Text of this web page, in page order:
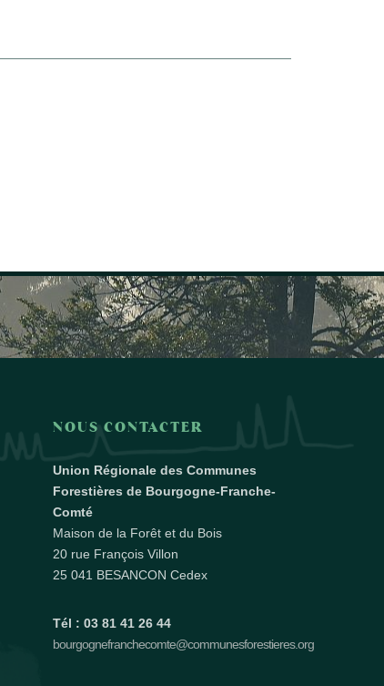
NOUS CONTACTER
Union Régionale des Communes
Forestières de Bourgogne-Franche-
Comté
Maison de la Forêt et du Bois
20 rue François Villon
25 041 BESANCON Cedex
Tél : 03 81 41 26 44
bourgognefranchecomte@communesforestieres.org